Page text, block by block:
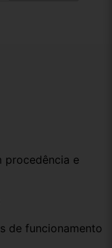
procedência e
de funcionamento